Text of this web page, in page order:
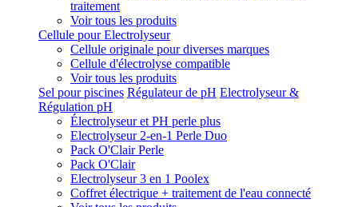
traitement
Voir tous les produits
Cellule pour Electrolyseur
Cellule originale pour diverses marques
Cellule d'électrolyse compatible
Voir tous les produits
Sel pour piscines Régulateur de pH Electrolyseur &
Régulation pH
Électrolyseur et PH perle plus
Electrolyseur 2-en-1 Perle Duo
Pack O'Clair Perle
Pack O'Clair
Electrolyseur 3 en 1 Poolex
Coffret électrique + traitement de l'eau connecté